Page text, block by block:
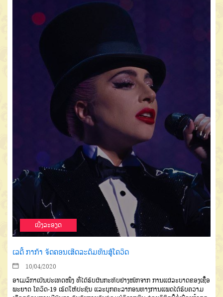
ເບີ່ງລະອຽດ
ເລດີ້ ກາກ້າ ຈັດຄອນເສີດລະດົມທຶນສູ້ໂຄວິດ
10/04/2020
ອາເມລິກາເປັນປະເທດໜຶ່ງ ທີ່ໄດ້ຮັບຜົນກະທົບຢ່າງໜັກຈາກ ການແຜ່ລະບາດຂອງເຊື້ອ
ພະຍາດ ໂຄວິດ-19 ເຮັດໃຫ້ປະຊົນ ແລະບຸກຄະລາກອນທາງການແພດໄດ້ຮັບຄວາມ